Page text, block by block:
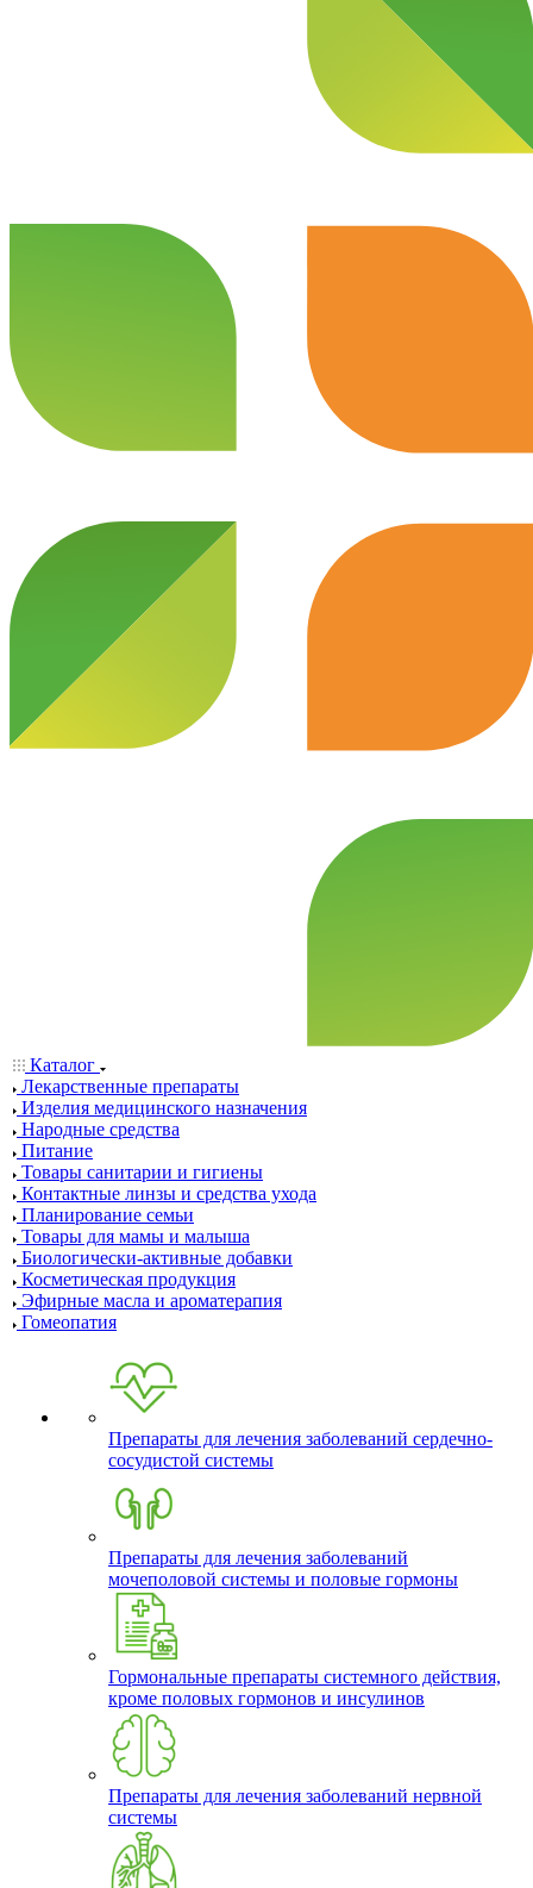
Каталог
Лекарственные препараты
Изделия медицинского назначения
Народные средства
Питание
Товары санитарии и гигиены
Контактные линзы и средства ухода
Планирование семьи
Товары для мамы и малыша
Биологически-активные добавки
Косметическая продукция
Эфирные масла и ароматерапия
Гомеопатия
Препараты для лечения заболеваний сердечно-
сосудистой системы
Препараты для лечения заболеваний
мочеполовой системы и половые гормоны
Гормональные препараты системного действия,
кроме половых гормонов и инсулинов
Препараты для лечения заболеваний нервной
системы